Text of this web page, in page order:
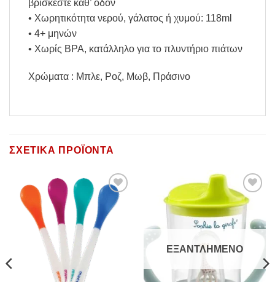
βρίσκεστε καθ’ οδόν
• Χωρητικότητα νερού, γάλατος ή χυμού: 118ml
• 4+ μηνών
• Χωρίς BPA, κατάλληλο για το πλυντήριο πιάτων
Χρώματα : Μπλε, Ροζ, Μωβ, Πράσινο
ΣΧΕΤΙΚΆ ΠΡΟΪΌΝΤΑ
Add to
Wishlist
Add to
Wishlist
ΕΞΑΝΤΛΗΜΈΝΟ